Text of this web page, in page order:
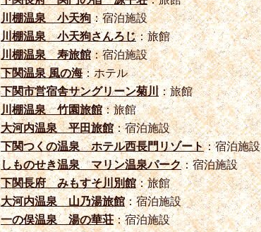
川棚温泉 小天狗：宿泊施設
川棚温泉 小天狗さんろじ：旅館
川棚温泉 寿旅館：宿泊施設
下関温泉 風の海：ホテル
下関市営宿舎サングリーン菊川：旅館
川棚温泉 竹園旅館：旅館
大河内温泉 平田旅館：宿泊施設
下関つくの温泉 ホテル西長門リゾート：宿泊施設
しものせき温泉 マリン温泉パーク：宿泊施設
下関長府 みもすそ川別館：旅館
大河内温泉 山乃湯旅館：宿泊施設
一の俣温泉 湯の華荘：宿泊施設